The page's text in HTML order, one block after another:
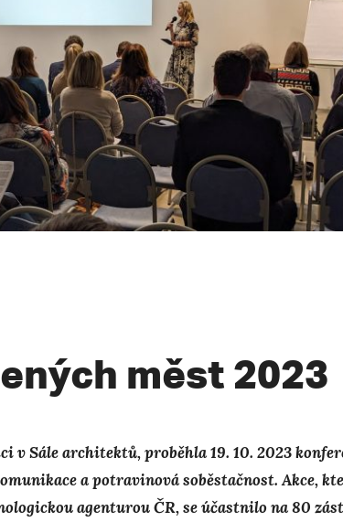
měst 2023
v Sále architektů, proběhla 19. 10. 2023
a potravinová soběstačnost. Akce,
agenturou ČR, se účastnilo na 80